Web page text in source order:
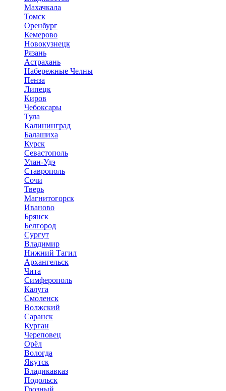
Махачкала
Томск
Оренбург
Кемерово
Новокузнецк
Рязань
Астрахань
Набережные Челны
Пенза
Липецк
Киров
Чебоксары
Тула
Калининград
Балашиха
Курск
Севастополь
Улан-Удэ
Ставрополь
Сочи
Тверь
Магнитогорск
Иваново
Брянск
Белгород
Сургут
Владимир
Нижний Тагил
Архангельск
Чита
Симферополь
Калуга
Смоленск
Волжский
Саранск
Курган
Череповец
Орёл
Вологда
Якутск
Владикавказ
Подольск
Грозный